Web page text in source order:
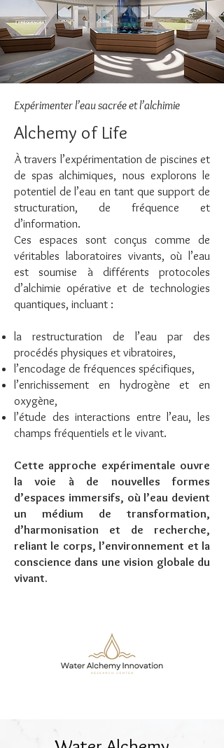
Expérimenter l’eau sacrée et l’alchimie
Alchemy of Life
À travers l’expérimentation de piscines et
de spas alchimiques, nous explorons le
potentiel de l’eau en tant que support de
structuration, de fréquence et
d’information.
Ces espaces sont conçus comme de
véritables laboratoires vivants, où l’eau
est soumise à différents protocoles
d’alchimie opérative et de technologies
quantiques, incluant :
la restructuration de l’eau par des
procédés physiques et vibratoires,
l’encodage de fréquences spécifiques,
l’enrichissement en hydrogène et en
oxygène,
l’étude des interactions entre l’eau, les
champs fréquentiels et le vivant.
Cette approche expérimentale ouvre
la voie à de nouvelles formes
d’espaces immersifs, où l’eau devient
un médium de transformation,
d’harmonisation et de recherche,
reliant le corps, l’environnement et la
conscience dans une vision globale du
vivant.